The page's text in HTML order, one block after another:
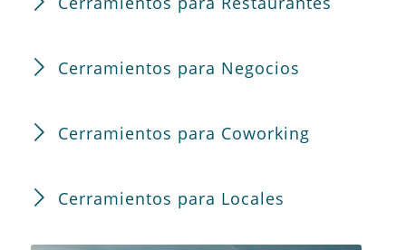
Cerramientos para Negocios
Cerramientos para Coworking
Cerramientos para Locales